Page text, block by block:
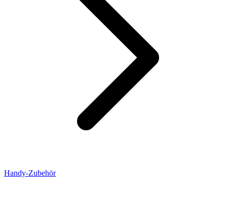
Handy-Zubehör